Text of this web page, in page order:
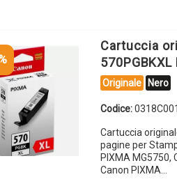
Cartuccia
570PGBKXL
Originale Nero
Codice:0318C001
Cartuccia
pagine per
PIXMA MG5750,
Canon PIXMA…